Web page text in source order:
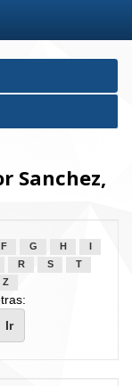
Sanchez,
F G H
R S
T
Z